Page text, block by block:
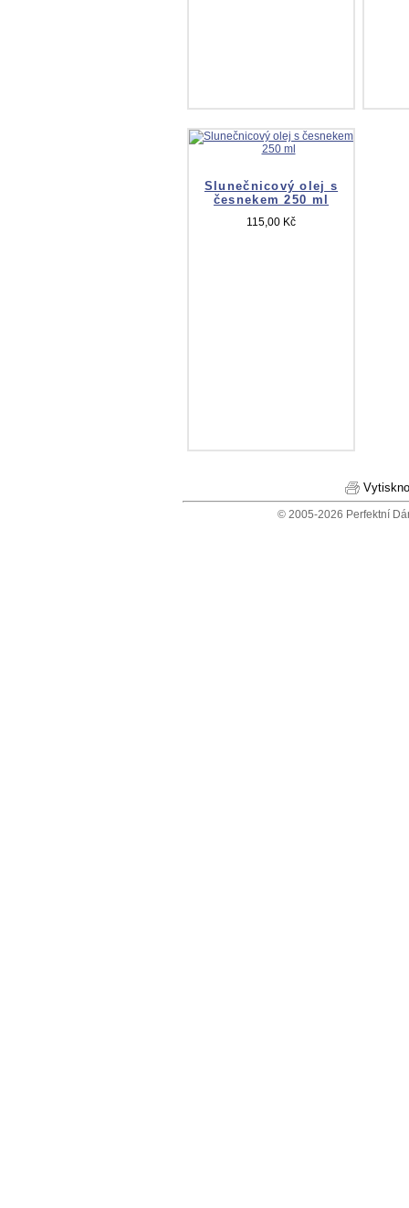
Slunečnicový olej s
česnekem 250 ml
115,00 Kč
© 2005-2026 Perfektní